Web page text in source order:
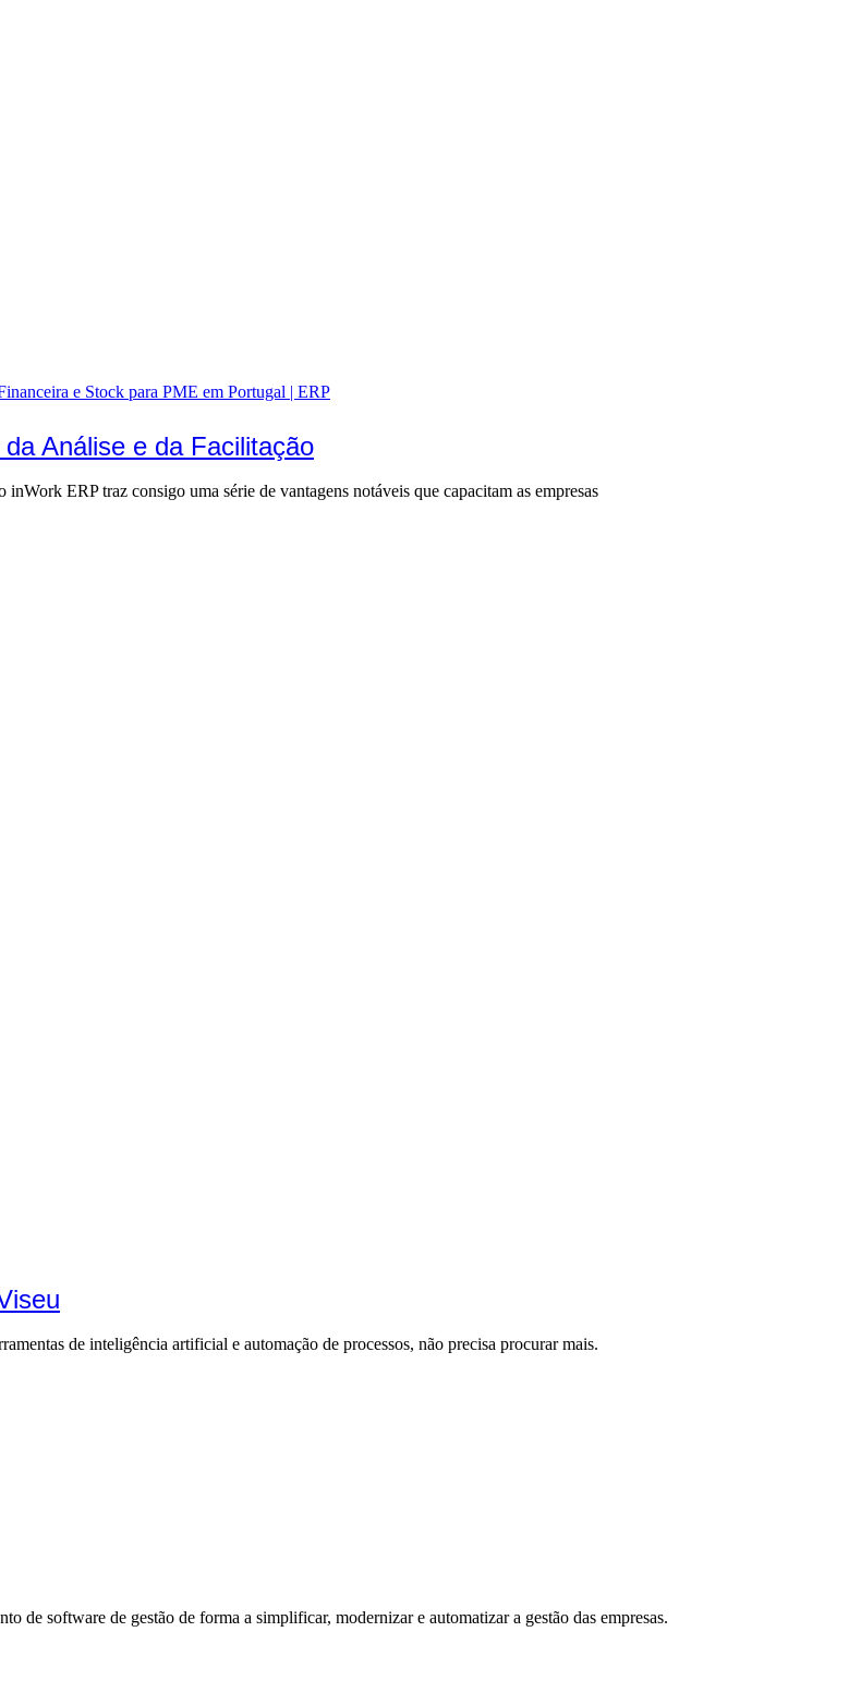
e Stock para PME em Portugal | ERP
Análise e da Facilitação
ERP traz consigo uma série de vantagens notáveis que capacitam as empresas
de inteligência artificial e automação de processos, não precisa procurar mais.
de software de gestão de forma a simplificar, modernizar e automatizar a gestão das empresas.